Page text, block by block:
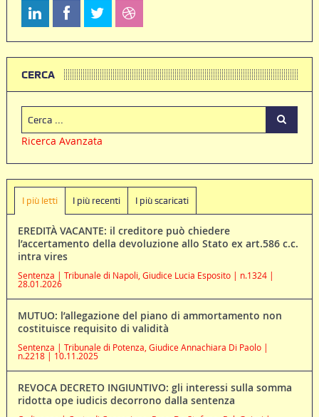
CERCA
Ricerca Avanzata
I più letti I più recenti I più scaricati
EREDITÀ VACANTE: il creditore può chiedere
l’accertamento della devoluzione allo Stato ex art.586 c.c.
intra vires
Sentenza | Tribunale di Napoli, Giudice Lucia Esposito | n.1324 |
28.01.2026
MUTUO: l’allegazione del piano di ammortamento non
costituisce requisito di validità
Sentenza | Tribunale di Potenza, Giudice Annachiara Di Paolo |
n.2218 | 10.11.2025
REVOCA DECRETO INGIUNTIVO: gli interessi sulla somma
ridotta ope iudicis decorrono dalla sentenza